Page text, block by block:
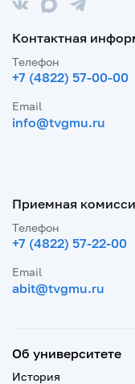
Контактная
Телефон
+7 (4822) 57-00-00
Email
info@tvgmu.ru
Приемная
Телефон
+7 (4822) 57-22-00
Email
abit@tvgmu.ru
Об университете
История